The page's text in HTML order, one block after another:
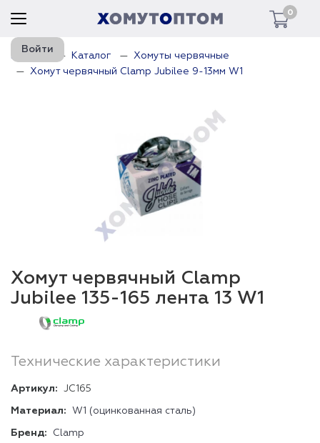
0
Войти
Главная Каталог
Хомуты червячные
Хомут червячный Clamp Jubilee 9-13мм W1
Хомут червячный Clamp
Jubilee 135-165 лента 13 W1
Технические характеристики
Артикул: JC165
Материал: W1 (оцинкованная сталь)
Бренд: Clamp